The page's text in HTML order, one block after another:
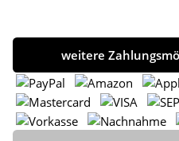
weitere